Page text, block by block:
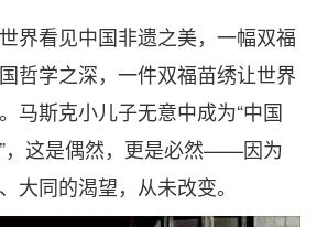
看见中国非遗之美，一幅双福
哲学之深，一件双福苗绣让世界
马斯克小儿子无意中成为“中国
，这是偶然，更是必然——因为
大同的渴望，从未改变。